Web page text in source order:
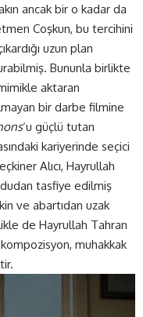
ancak bir o kadar da
Coşkun, bu tercihini
uzun plan
Bununla birlikte
aktaran
bir darbe filmine
‘u güçlü tutan
kariyerinde seçici
Alıcı, Hayrullah
tasfiye edilmiş
ve abartıdan uzak
de Hayrullah Tahran
muhakkak